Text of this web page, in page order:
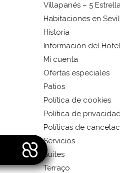
Villapanés – 5
Habitaciones en
Historia
Información del Hotel
Mi cuenta
Ofertas especiales
Patios
Política de cookies
Política de
Políticas de
Servicios
Suites
Terraço